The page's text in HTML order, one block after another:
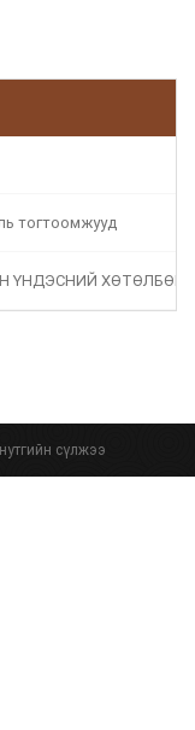
тогтоомжууд
ҮНДЭСНИЙ ХӨТӨЛБӨР
сүлжээ